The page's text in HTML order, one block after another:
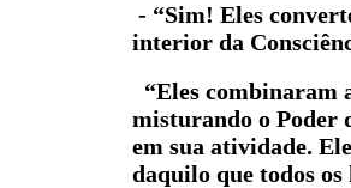
- “Sim! Eles
interior da
“Eles combinaram
misturando o Poder
em sua atividade.
daquilo que todos